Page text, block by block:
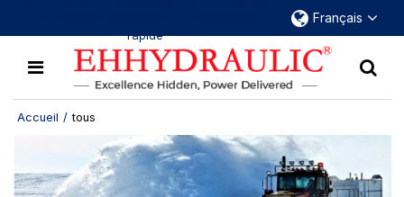
rapide
Français
Accueil / tous